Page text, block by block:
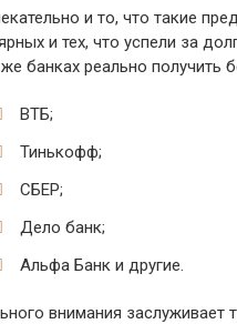
и то, что такие
и тех, что успели за
банках реально получить
ВТБ;
Тинькофф;
СБЕР;
Дело банк;
Альфа Банк и другие.
внимания